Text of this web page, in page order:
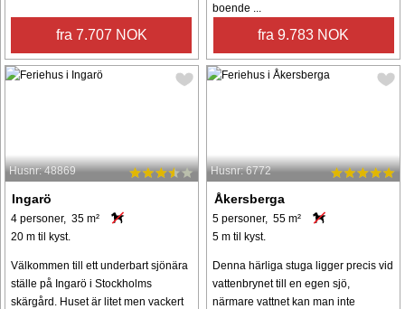
fra 7.707 NOK
boende ...
fra 9.783 NOK
Husnr: 48869
Ingarö
4 personer, 35 m²
20 m til kyst.
Välkommen till ett underbart sjönära
ställe på Ingarö i Stockholms
skärgård. Huset är litet men vackert
Husnr: 6772
Åkersberga
5 personer, 55 m²
5 m til kyst.
Denna härliga stuga ligger precis vid
vattenbrynet till en egen sjö,
närmare vattnet kan man inte